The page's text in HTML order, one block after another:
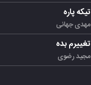
تیکه پاره
مهدی جهانی
تغییرم بده
مجید رضوی